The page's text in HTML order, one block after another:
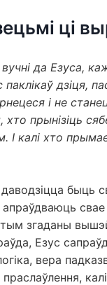
ці
вучні да Езуса,
дзіця,
і не
прынізіць
І калі хто
быць
апраўдваюць
згаданы
Езус
вера